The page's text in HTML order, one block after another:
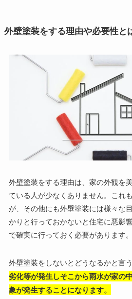
外壁塗装をする理由や必要性と
外壁塗装をする理由は、家の外観を
ている人が少なくありません。これ
が、その他にも外壁塗装には様々な
かりと行っておかないと住宅に悪影
で確実に行っておく必要があります。
外壁塗装をしないとどうなるかと言う
劣化等が発生しそこから雨水が家の
象が発生することになります。